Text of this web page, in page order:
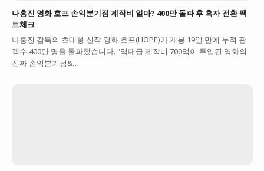
나홍진 영화 호프 손익분기점 제작비 얼마? 400만 돌파 후 흑자 전환 팩
트체크
나홍진 감독의 초대형 신작 영화 호프(HOPE)가 개봉 19일 만에 누적 관
객수 400만 명을 돌파했습니다. "역대급 제작비 700억이 투입된 영화의
진짜 손익분기점&…